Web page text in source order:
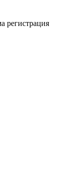
регистрация